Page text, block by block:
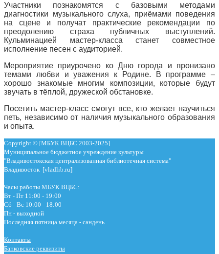
Участники познакомятся с базовыми методами
диагностики музыкального слуха, приёмами поведения
на сцене и получат практические рекомендации по
преодолению страха публичных выступлений.
Кульминацией мастер-класса станет совместное
исполнение песен с аудиторией.
Мероприятие приурочено ко Дню города и пронизано
темами любви и уважения к Родине. В программе –
хорошо знакомые многим композиции, которые будут
звучать в тёплой, дружеской обстановке.
Посетить мастер-класс смогут все, кто желает научиться
петь, независимо от наличия музыкального образования
и опыта.
Copyright © [МБУК ВЦБС 2003-2025]
Муниципальное бюджетное учреждение культуры
"Владивостокская централизованная библиотечная система"
Владивосток [vladlib.ru]
Часы работы МБУК ВЦБС:
Вт - Пт 11:00 - 19:00
Сб - Вс 10:00 - 18:00
Пн - выходной
Последняя пятница месяца - сандень
Контакты
Банковские реквизиты